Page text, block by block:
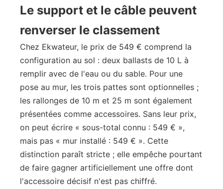
Le support et le câble peuvent
renverser le classement
Chez Ekwateur, le prix de 549 € comprend la
configuration au sol : deux ballasts de 10 L à
remplir avec de l'eau ou du sable. Pour une
pose au mur, les trois pattes sont optionnelles ;
les rallonges de 10 m et 25 m sont également
présentées comme accessoires. Sans leur prix,
on peut écrire « sous-total connu : 549 € »,
mais pas « mur installé : 549 € ». Cette
distinction paraît stricte ; elle empêche pourtant
de faire gagner artificiellement une offre dont
l'accessoire décisif n'est pas chiffré.